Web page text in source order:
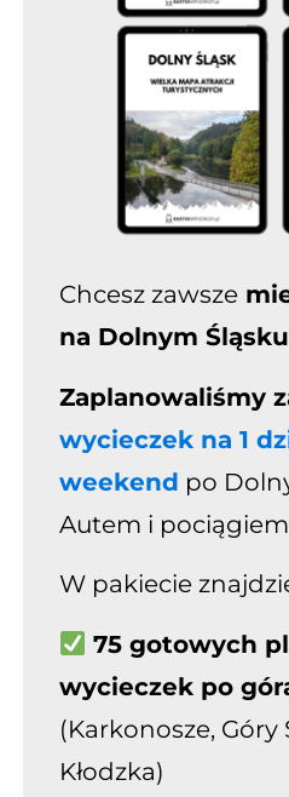
Chcesz zawsze
na Dolnym Śląsku
Zaplanowaliśmy
wycieczek na 1
weekend po
Autem i pociągiem
W pakiecie
75 gotowych
wycieczek po
(Karkonosze, Góry
Kłodzka)